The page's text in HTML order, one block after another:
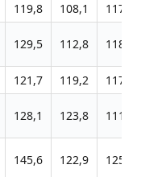
119,8 108,1
117,6
129,5 112,8 118,7
121,7 119,2
117,0
128,1 123,8 111,2
145,6 122,9 125,6